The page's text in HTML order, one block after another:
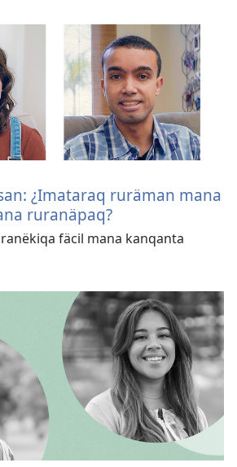
¿Imataraq ruräman mana
ruranäpaq?
fäcil mana kanqanta